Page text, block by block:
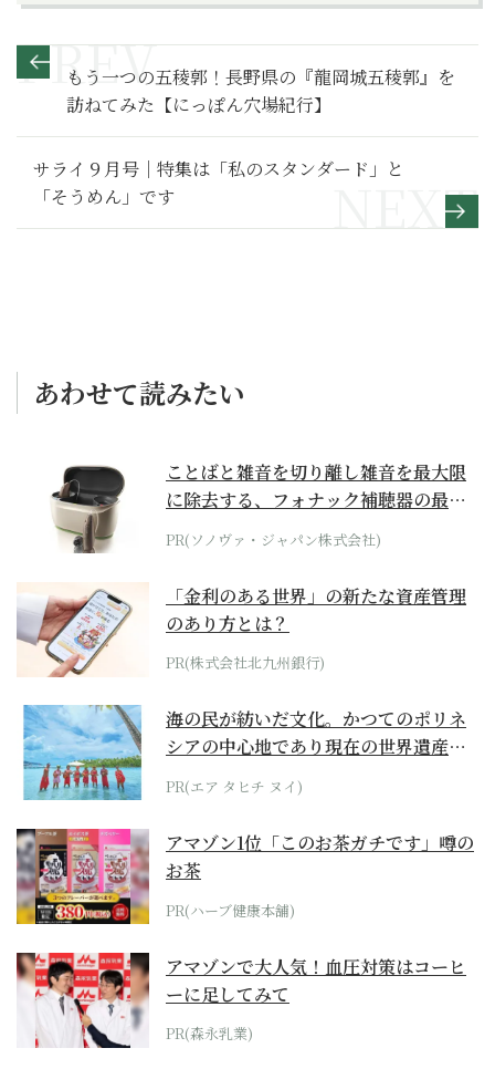
もう一つの五稜郭！長野県の『龍岡城五稜郭』を
訪ねてみた【にっぽん穴場紀行】
サライ９月号｜特集は「私のスタンダード」と
「そうめん」です
あわせて読みたい
ことばと雑音を切り離し雑音を最大限
に除去する、フォナック補聴器の最上
位モデル
PR(ソノヴァ・ジャパン株式会社)
「金利のある世界」の新たな資産管理
のあり方とは？
PR(株式会社北九州銀行)
海の民が紡いだ文化。かつてのポリネ
シアの中心地であり現在の世界遺産か
らみえてくる...
PR(エア タヒチ ヌイ)
アマゾン1位「このお茶ガチです」噂の
お茶
PR(ハーブ健康本舗)
アマゾンで大人気！血圧対策はコーヒ
ーに足してみて
PR(森永乳業)